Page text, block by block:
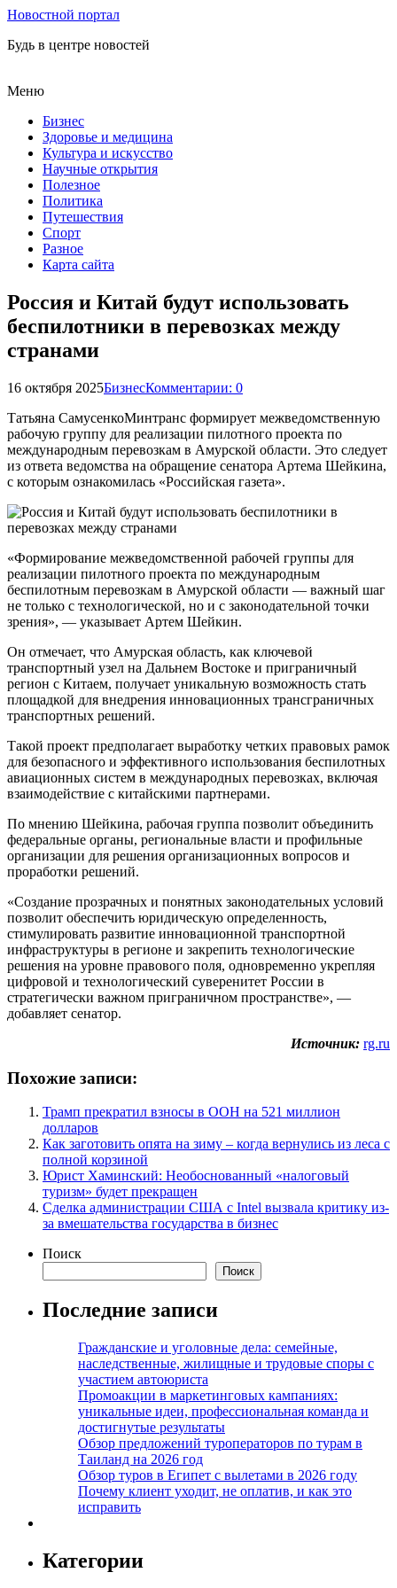
Новостной портал
Будь в центре новостей
Меню
Бизнес
Здоровье и медицина
Культура и искусство
Научные открытия
Полезное
Политика
Путешествия
Спорт
Разное
Карта сайта
Россия и Китай будут использовать
беспилотники в перевозках между
странами
16 октября 2025БизнесКомментарии: 0
Татьяна СамусенкоМинтранс формирует межведомственную
рабочую группу для реализации пилотного проекта по
международным перевозкам в Амурской области. Это следует
из ответа ведомства на обращение сенатора Артема Шейкина,
с которым ознакомилась «Российская газета».
«Формирование межведомственной рабочей группы для
реализации пилотного проекта по международным
беспилотным перевозкам в Амурской области — важный шаг
не только с технологической, но и с законодательной точки
зрения», — указывает Артем Шейкин.
Он отмечает, что Амурская область, как ключевой
транспортный узел на Дальнем Востоке и приграничный
регион с Китаем, получает уникальную возможность стать
площадкой для внедрения инновационных трансграничных
транспортных решений.
Такой проект предполагает выработку четких правовых рамок
для безопасного и эффективного использования беспилотных
авиационных систем в международных перевозках, включая
взаимодействие с китайскими партнерами.
По мнению Шейкина, рабочая группа позволит объединить
федеральные органы, региональные власти и профильные
организации для решения организационных вопросов и
проработки решений.
«Создание прозрачных и понятных законодательных условий
позволит обеспечить юридическую определенность,
стимулировать развитие инновационной транспортной
инфраструктуры в регионе и закрепить технологические
решения на уровне правового поля, одновременно укрепляя
цифровой и технологический суверенитет России в
стратегически важном приграничном пространстве», —
добавляет сенатор.
Источник: rg.ru
Похожие записи:
Трамп прекратил взносы в ООН на 521 миллион
долларов
Как заготовить опята на зиму – когда вернулись из леса с
полной корзиной
Юрист Хаминский: Необоснованный «налоговый
туризм» будет прекращен
Сделка администрации США с Intel вызвала критику из-
за вмешательства государства в бизнес
Поиск
Поиск
Последние записи
Гражданские и уголовные дела: семейные,
наследственные, жилищные и трудовые споры с
участием автоюриста
Промоакции в маркетинговых кампаниях:
уникальные идеи, профессиональная команда и
достигнутые результаты
Обзор предложений туроператоров по турам в
Таиланд на 2026 год
Обзор туров в Египет с вылетами в 2026 году
Почему клиент уходит, не оплатив, и как это
исправить
Категории